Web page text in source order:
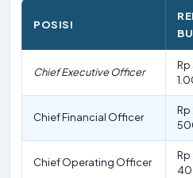
POSISI
Chief Executive Officer
Chief Financial Officer
Chief Operating Officer